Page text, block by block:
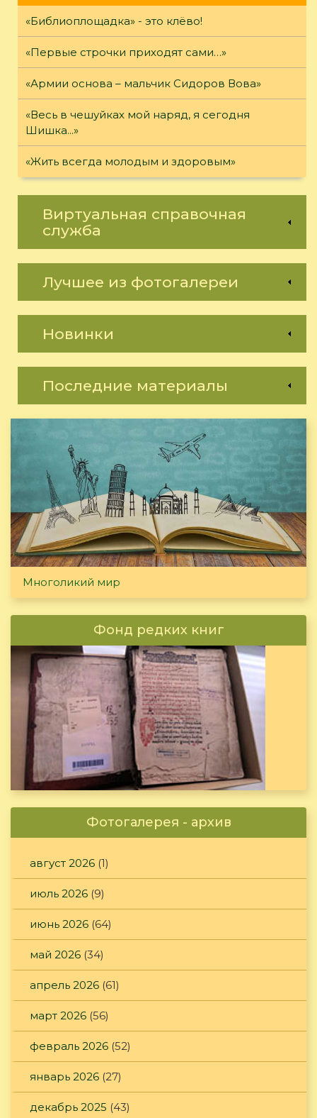
«Библиоплощадка» - это клёво!
«Первые строчки приходят сами…»
«Армии основа – мальчик Сидоров Вова»
«Весь в чешуйках мой наряд, я сегодня
Шишка...»
«Жить всегда молодым и здоровым»
Виртуальная справочная
служба
Лучшее из фотогалереи
Новинки
Последние материалы
Многоликий мир
Фонд редких книг
Фотогалерея - архив
август 2026 (1)
июль 2026 (9)
июнь 2026 (64)
май 2026 (34)
апрель 2026 (61)
март 2026 (56)
февраль 2026 (52)
январь 2026 (27)
декабрь 2025 (43)